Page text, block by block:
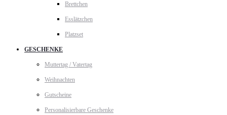
Brettchen
Esslätzchen
Platzset
GESCHENKE
Muttertag / Vatertag
Weihnachten
Gutscheine
Personalisierbare Geschenke